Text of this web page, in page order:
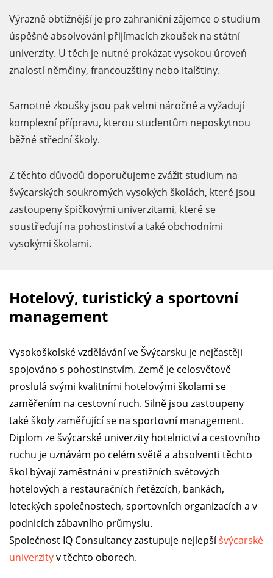
Výrazně obtížnější je pro zahraniční zájemce o studium
úspěšné absolvování přijímacích zkoušek na státní
univerzity. U těch je nutné prokázat vysokou úroveň
znalostí němčiny, francouzštiny nebo italštiny.
Samotné zkoušky jsou pak velmi náročné a vyžadují
komplexní přípravu, kterou studentům neposkytnou
běžné střední školy.
Z těchto důvodů doporučujeme zvážit studium na
švýcarských soukromých vysokých školách, které jsou
zastoupeny špičkovými univerzitami, které se
soustřeďují na pohostinství a také obchodními
vysokými školami.
Hotelový, turistický a sportovní
management
Vysokoškolské vzdělávání ve Švýcarsku je nejčastěji
spojováno s pohostinstvím. Země je celosvětově
proslulá svými kvalitními hotelovými školami se
zaměřením na cestovní ruch. Silně jsou zastoupeny
také školy zaměřující se na sportovní management.
Diplom ze švýcarské univerzity hotelnictví a cestovního
ruchu je uznávám po celém světě a absolventi těchto
škol bývají zaměstnáni v prestižních světových
hotelových a restauračních řetězcích, bankách,
leteckých společnostech, sportovních organizacích a v
podnicích zábavního průmyslu.
Společnost IQ Consultancy zastupuje nejlepšíšvýcarské
univerzityv těchto oborech.